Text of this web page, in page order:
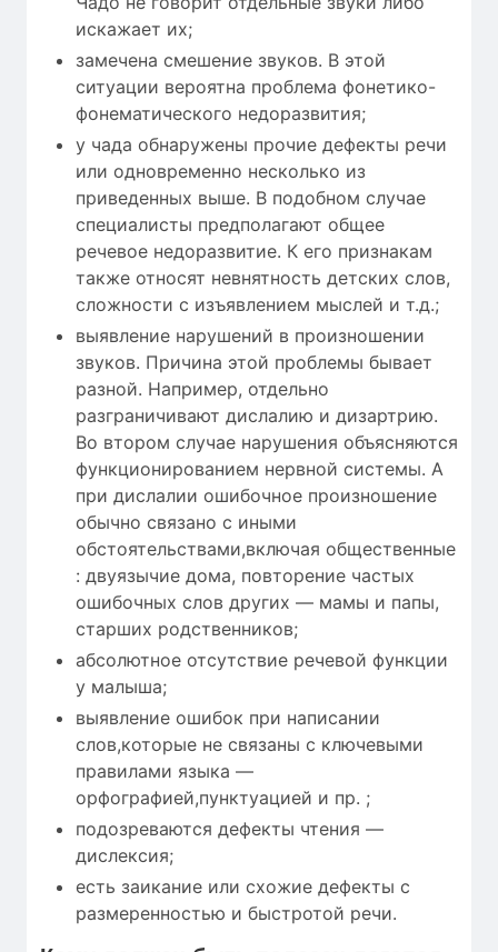
искажает их;
замечена смешение звуков. В этой
ситуации вероятна проблема фонетико-
фонематического недоразвития;
у чада обнаружены прочие дефекты речи
или одновременно несколько из
приведенных выше. В подобном случае
специалисты предполагают общее
речевое недоразвитие. К его признакам
также относят невнятность детских слов,
сложности с изъявлением мыслей и т.д.;
выявление нарушений в произношении
звуков. Причина этой проблемы бывает
разной. Например, отдельно
разграничивают дислалию и дизартрию.
Во втором случае нарушения объясняются
функционированием нервной системы. А
при дислалии ошибочное произношение
обычно связано с иными
обстоятельствами,включая общественные
: двуязычие дома, повторение частых
ошибочных слов других — мамы и папы,
старших родственников;
абсолютное отсутствие речевой функции
у малыша;
выявление ошибок при написании
слов,которые не связаны с ключевыми
правилами языка —
орфографией,пунктуацией и пр. ;
подозреваются дефекты чтения —
дислексия;
есть заикание или схожие дефекты с
размеренностью и быстротой речи.